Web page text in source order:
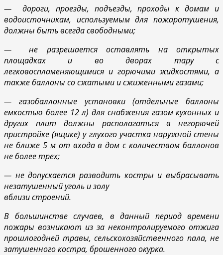
— дороги, проезды, подъезды, проходы к домам и
водоисточникам, используемым для пожаротушения,
должны быть всегда свободными;
— не разрешается оставлять на открытых
площадках и во дворах тару с
легковоспламеняющимися и горючими жидкостями, а
также баллоны со сжатыми и сжиженными газами;
— газобаллонные установки (отдельные баллоны
емкостью более 12 л) для снабжения газом кухонных и
других плит должны располагаться в негорючей
пристройке (ящике) у глухого участка наружной стены
не ближе 5 м от входа в дом с количеством баллонов
не более трех;
— не допускается разводить костры и выбрасывать
незатушенный уголь и золу
вблизи строений.
В большинстве случаев, в данный период времени
пожары возникают из за неконтролируемого отжига
прошлогодней травы, сельскохозяйственного пала, не
затушенного костра, брошенного окурка.